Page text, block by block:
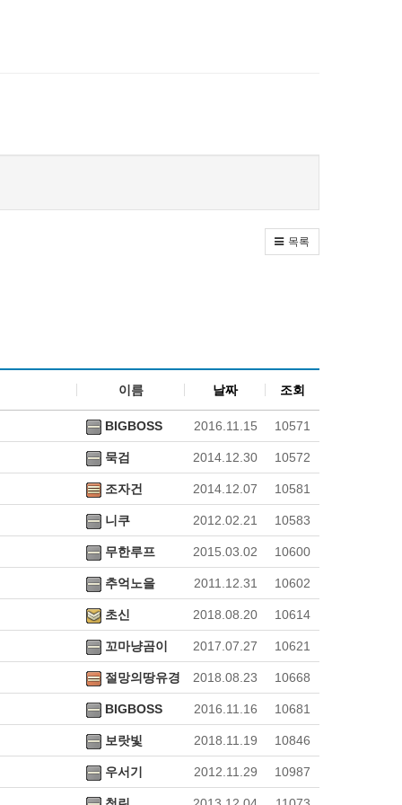
목록
이름 날짜 조회
BIGBOSS 2016.11.15 10571
묵검 2014.12.30 10572
조자건 2014.12.07 10581
니쿠 2012.02.21 10583
무한루프 2015.03.02 10600
추억노을 2011.12.31 10602
초신 2018.08.20 10614
꼬마냥곰이 2017.07.27 10621
절망의땅유경 2018.08.23 10668
BIGBOSS 2016.11.16 10681
보랏빛 2018.11.19 10846
우서기 2012.11.29 10987